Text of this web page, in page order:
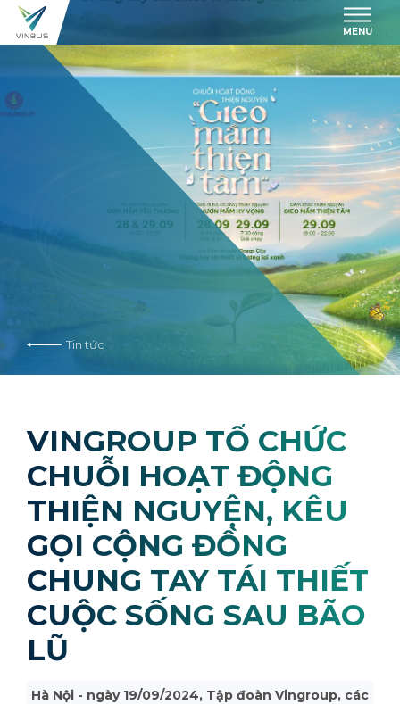
MENU
Tin tức
VINGROUP TỔ CHỨC
CHUỖI HOẠT ĐỘNG
THIỆN NGUYỆN, KÊU
GỌI CỘNG ĐỒNG
CHUNG TAY TÁI THIẾT
CUỘC SỐNG SAU BÃO
LŨ
Hà Nội - ngày 19/09/2024, Tập đoàn Vingroup, các